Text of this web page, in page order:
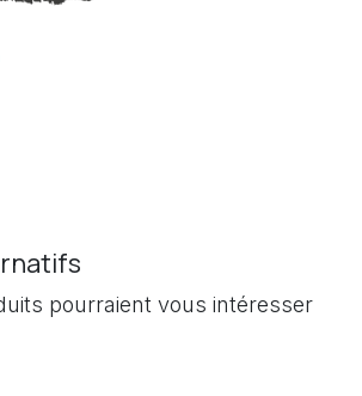
pourraient vous intéresser